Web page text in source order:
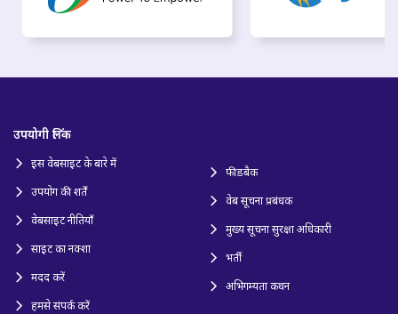
उपयोगी लिंक
इस वेबसाइट के बारे में
उपयोग की शर्तें
वेबसाइट नीतियाँ
साइट का नक्शा
मदद करें
हमसे संपर्क करें
फीडबैक
वेब सूचना प्रबंधक
मुख्य सूचना सुरक्षा अधिकारी
भर्ती
अभिगम्यता कथन